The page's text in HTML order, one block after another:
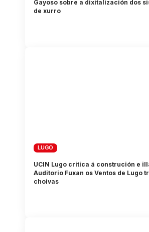
Gayoso sobre a dixitalización dos
de xurro
LUGO
UCIN Lugo critica á construción e
Auditorio Fuxan os Ventos de Lugo
choivas